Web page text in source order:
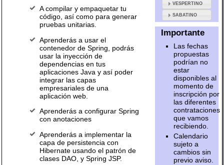
A compilar y empaquetar tu
código, así como para generar
pruebas unitarias.
Aprenderás a usar el
contenedor de Spring, podrás
usar la inyección de
dependencias en tus
aplicaciones Java y así poder
integrar las capas
empresariales de una
aplicación web.
Aprenderás a configurar Spring
con anotaciones
Aprenderás a implementar la
capa de persistencia con
Hibernate usando el patrón de
clases DAO, y Spring JSP.
VESPERTINO
SABATINO
Importante
Las fechas
propuestas
podrían no
estar
disponibles al
momento de
inscripción por
las diferentes
contrataciones
que vamos
recibiendo.
Calendario
sujeto a
cambios sin
previo aviso.